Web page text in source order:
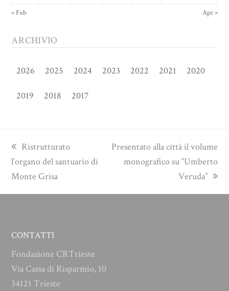
« Feb Apr »
ARCHIVIO
2026 2025 2024 2023 2022 2021 2020
2019 2018 2017
previous
post:
Ristrutturato
l’organo del santuario di
Monte Grisa
next
post:
Presentato alla città il volume
monografico su “Umberto
Veruda”
CONTATTI
Fondazione CRTrieste
Via Cassa di Risparmio, 10
34121 Trieste